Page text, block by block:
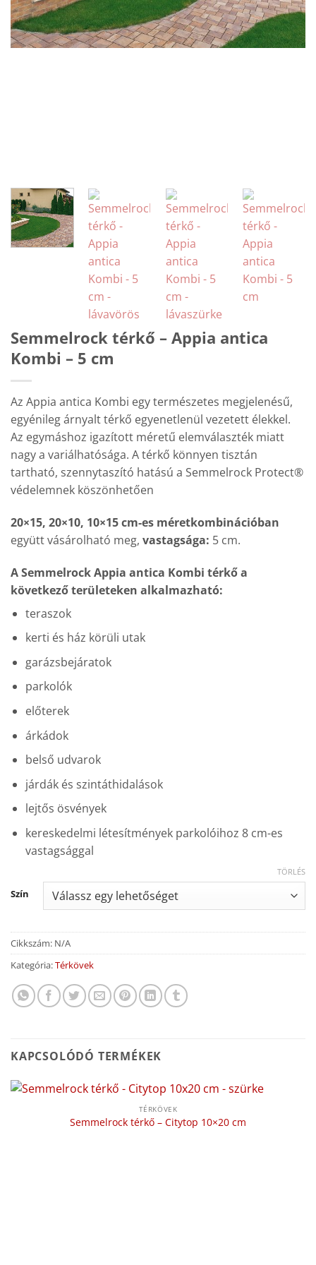
Semmelrock térkő – Appia antica
Kombi – 5 cm
Az Appia antica Kombi egy természetes megjelenésű,
egyénileg árnyalt térkő egyenetlenül vezetett élekkel.
Az egymáshoz igazított méretű elemválaszték miatt
nagy a variálhatósága. A térkő könnyen tisztán
tartható, szennytaszító hatású a Semmelrock Protect®
védelemnek köszönhetően
20×15, 20×10, 10×15 cm-es méretkombinációban
együtt vásárolható meg, vastagsága: 5 cm.
A Semmelrock Appia antica Kombi térkő a
következő területeken alkalmazható:
teraszok
kerti és ház körüli utak
garázsbejáratok
parkolók
előterek
árkádok
belső udvarok
járdák és szintáthidalások
lejtős ösvények
kereskedelmi létesítmények parkolóihoz 8 cm-es
vastagsággal
Szín
TÖRLÉS
Cikkszám: N/A
Kategória:Térkövek
KAPCSOLÓDÓ TERMÉKEK
TÉRKÖVEK
Semmelrock térkő – Citytop 10×20 cm